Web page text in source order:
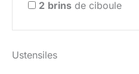
2 brins de ciboule
Ustensiles